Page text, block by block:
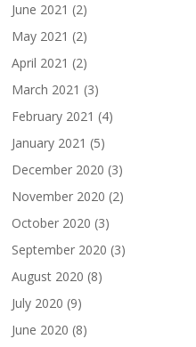
June 2021 (2)
May 2021 (2)
April 2021 (2)
March 2021 (3)
February 2021 (4)
January 2021 (5)
December 2020 (3)
November 2020 (2)
October 2020 (3)
September 2020 (3)
August 2020 (8)
July 2020 (9)
June 2020 (8)